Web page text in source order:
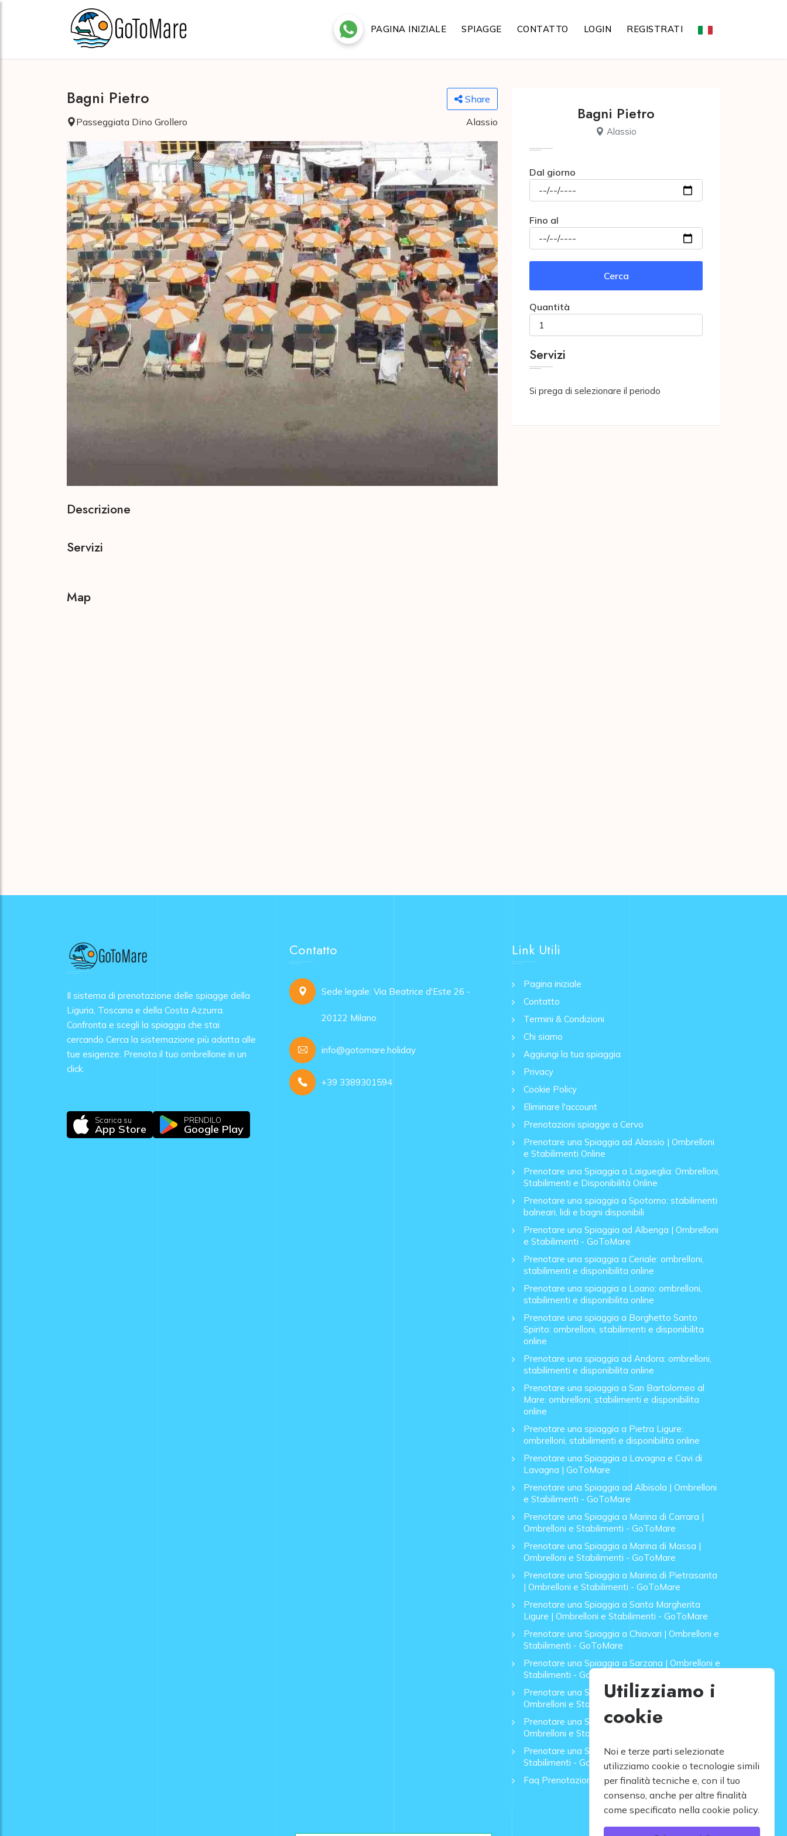
PAGINA INIZIALE SPIAGGE CONTATTO LOGIN REGISTRATI
Bagni Pietro
Share
Passeggiata Dino Grollero
Alassio Bagni Pietro
Alassio
Dal giorno
Fino al
Cerca
Quantità
Servizi
Si prega di selezionare il periodo
Descrizione
Servizi
Map
Il sistema di prenotazione delle spiagge della
Liguria, Toscana e della Costa Azzurra.
Confronta e scegli la spiaggia che stai
cercando Cerca la sistemazione più adatta alle
tue esigenze. Prenota il tuo ombrellone in un
click.
Scarica su
App Store
PRENDILO
Google Play
Contatto
Sede legale: Via Beatrice d'Este 26 -
20122 Milano
info@gotomare.holiday
+39 3389301594
Link Utili
Pagina iniziale
Contatto
Termini & Condizioni
Chi siamo
Aggiungi la tua spiaggia
Privacy
Cookie Policy
Eliminare l'account
Prenotazioni spiagge a Cervo
Prenotare una Spiaggia ad Alassio | Ombrelloni
e Stabilimenti Online
Prenotare una Spiaggia a Laigueglia: Ombrelloni,
Stabilimenti e Disponibilità Online
Prenotare una spiaggia a Spotorno: stabilimenti
balneari, lidi e bagni disponibili
Prenotare una Spiaggia ad Albenga | Ombrelloni
e Stabilimenti - GoToMare
Prenotare una spiaggia a Ceriale: ombrelloni,
stabilimenti e disponibilita online
Prenotare una spiaggia a Loano: ombrelloni,
stabilimenti e disponibilita online
Prenotare una spiaggia a Borghetto Santo
Spirito: ombrelloni, stabilimenti e disponibilita
online
Prenotare una spiaggia ad Andora: ombrelloni,
stabilimenti e disponibilita online
Prenotare una spiaggia a San Bartolomeo al
Mare: ombrelloni, stabilimenti e disponibilita
online
Prenotare una spiaggia a Pietra Ligure:
ombrelloni, stabilimenti e disponibilita online
Prenotare una Spiaggia a Lavagna e Cavi di
Lavagna | GoToMare
Prenotare una Spiaggia ad Albisola | Ombrelloni
e Stabilimenti - GoToMare
Prenotare una Spiaggia a Marina di Carrara |
Ombrelloni e Stabilimenti - GoToMare
Prenotare una Spiaggia a Marina di Massa |
Ombrelloni e Stabilimenti - GoToMare
Prenotare una Spiaggia a Marina di Pietrasanta
| Ombrelloni e Stabilimenti - GoToMare
Prenotare una Spiaggia a Santa Margherita
Ligure | Ombrelloni e Stabilimenti - GoToMare
Prenotare una Spiaggia a Chiavari | Ombrelloni e
Stabilimenti - GoToMare
Prenotare una Spiaggia a Sarzana | Ombrelloni e
Stabilimenti - GoToMare
Prenotare una Spiaggia a Forte dei Marmi |
Ombrelloni e Stabilimenti - GoToMare
Prenotare una Spiaggia a Lido di Camaiore |
Ombrelloni e Stabilimenti - GoToMare
Prenotare una Spiaggia a Rapallo | Ombrelloni e
Stabilimenti - GoToMare
Faq Prenotazione Spiagge
Utilizziamo i
cookie
Noi e terze parti selezionate
utilizziamo cookie o tecnologie simili
per finalità tecniche e, con il tuo
consenso, anche per altre finalità
come specificato nella cookie policy.